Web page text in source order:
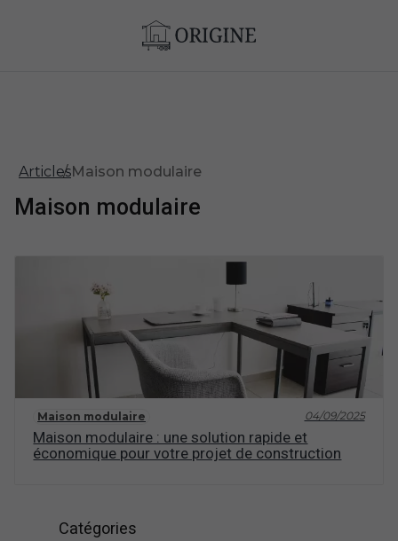
Catégories
ArticlesMaison modulaire
Maison modulaire
Maison modulaire 04/09/2025
Maison modulaire : une solution rapide et
économique pour votre projet de construction